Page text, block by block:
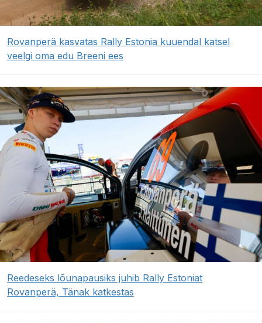
Rovanperä kasvatas Rally Estonia kuuendal katsel
veelgi oma edu Breeni ees
Reedeseks lõunapausiks juhib Rally Estoniat
Rovanperä, Tänak katkestas